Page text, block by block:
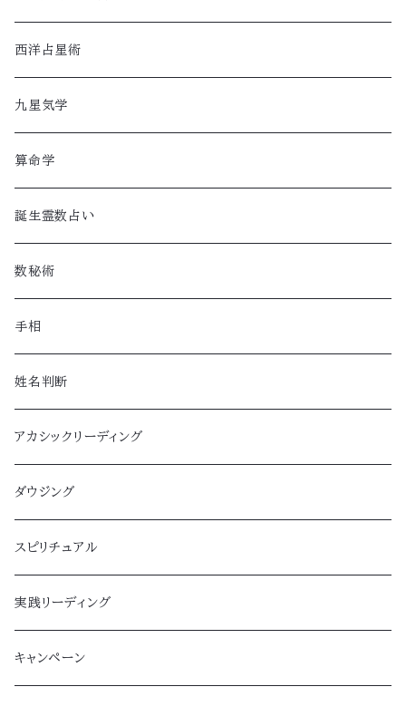
西洋占星術
九星気学
算命学
誕生霊数占い
数秘術
手相
姓名判断
アカシックリーディング
ダウジング
スピリチュアル
実践リーディング
キャンペーン